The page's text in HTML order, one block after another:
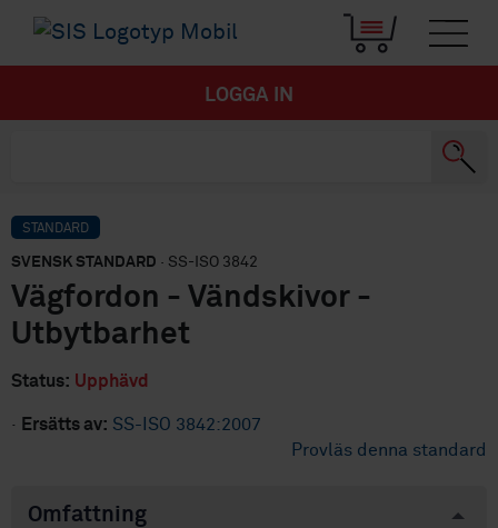
LOGGA IN
STANDARD
SVENSK STANDARD · SS-ISO 3842
Vägfordon - Vändskivor -
Utbytbarhet
Status: Upphävd
· Ersätts av: SS-ISO 3842:2007
Provläs denna standard
Omfattning